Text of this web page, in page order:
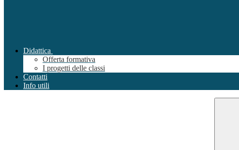
Didattica
Offerta formativa
I progetti delle classi
Contatti
Info utili